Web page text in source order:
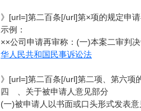
》[url=]第二百条[/url]第×项的规定申
示例：
××公司申请再审称：(一)本案二审判
华人民共和国民事诉讼法
》[url=]第二百条[/url]第二项、第六项
四 、关于被申请人意见部分
(一)被申请人以书面或口头形式发表